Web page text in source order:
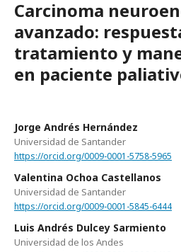
Carcinoma
avanzado:
tratamiento y
en paciente
Jorge Andrés Hernández
Universidad de Santander
https://orcid.org/0009-0001-5758-5965
Valentina Ochoa Castellanos
Universidad de Santander
https://orcid.org/0009-0001-5845-6444
Luis Andrés Dulcey Sarmiento
Universidad de los Andes